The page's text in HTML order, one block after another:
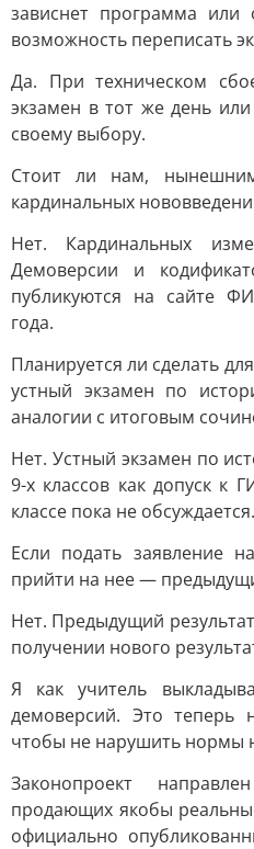
зависнет программа или
возможность переписать
Да. При техническом
экзамен в тот же день
своему выбору.
Стоит ли нам,
кардинальных
Нет. Кардинальных
Демоверсии и
публикуются на сайте
года.
Планируется ли сделать
устный экзамен по
аналогии с итоговым
Нет. Устный экзамен по
9-х классов как допуск к
классе пока не обсуждается.
Если подать заявление
прийти на нее —
Нет. Предыдущий
получении нового
Я как учитель
демоверсий. Это теперь
чтобы не нарушить нормы
Законопроект
продающих якобы
официально